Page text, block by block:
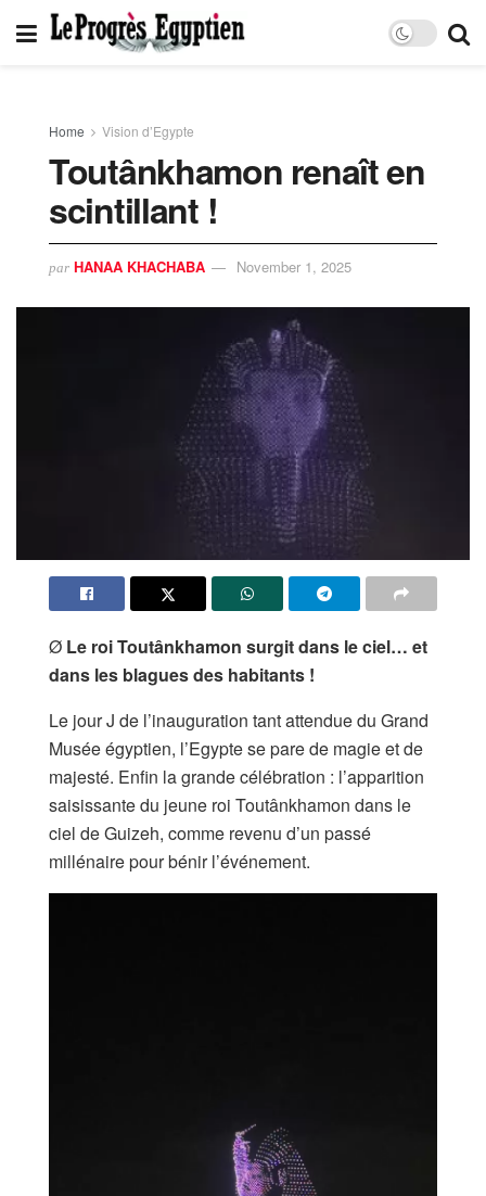
Home Vision d’Egypte
Toutânkhamon renaît en
scintillant !
par HANAA KHACHABA November 1, 2025
Ø Le roi Toutânkhamon surgit dans le ciel… et
dans les blagues des habitants !
Le jour J de l’inauguration tant attendue du Grand
Musée égyptien, l’Egypte se pare de magie et de
majesté. Enfin la grande célébration : l’apparition
saisissante du jeune roi Toutânkhamon dans le
ciel de Guizeh, comme revenu d’un passé
millénaire pour bénir l’événement.